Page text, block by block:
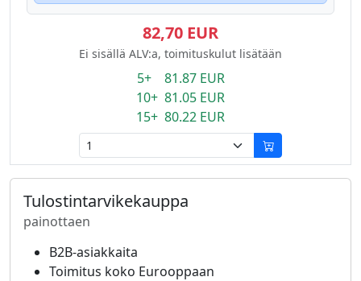
82,70 EUR
Ei sisällä ALV:a, toimituskulut lisätään
5+ 81.87 EUR
10+ 81.05 EUR
15+ 80.22 EUR
Tulostintarvikekauppa
painottaen
B2B-asiakkaita
Toimitus koko Eurooppaan